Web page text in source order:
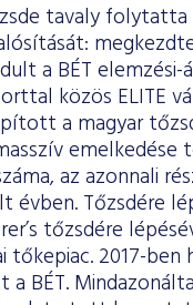
tavaly
a BÉT
közös ELITE
a magyar
az azonnali
évben. Tőzsdére
tőzsdére
2017-
BÉT.